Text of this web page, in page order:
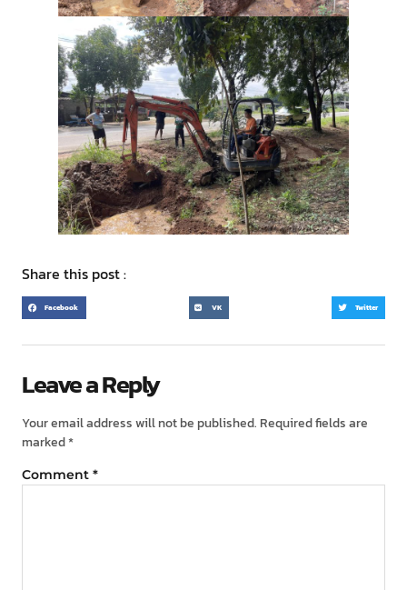
Share this post :
Facebook VK Twitter
Leave a Reply
Your email address will not be published. Required fields are
marked*
Comment *